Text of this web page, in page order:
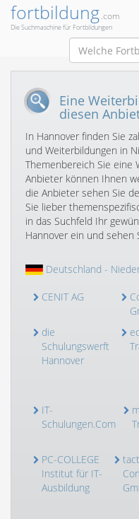
fortbildung.com
Die Suchmaschine für Fortbildungen
Eine
diesen
In Hannover finden Sie
und Weiterbildungen in
Themenbereich Sie eine
Anbieter können Ihnen
die Anbieter sehen Sie
Sie lieber
in das Suchfeld Ihr
Hannover ein und
Deutschland -
CENIT AG
die
Schulungswerft
Hannover
IT-
Schulungen.Com
PC-COLLEGE
Institut für IT-
Ausbildung